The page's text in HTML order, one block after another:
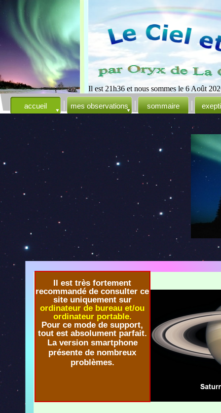
Il est 21h36 et nous sommes le 6 Août
accueil mes observations sommaire
Il est très fortement
recommandé de consulter ce
site uniquement sur
ordinateur de bureau et/ou
ordinateur portable.
Pour ce mode de support,
tout est absolument parfait.
La version smartphone
présente de nombreux
problèmes.